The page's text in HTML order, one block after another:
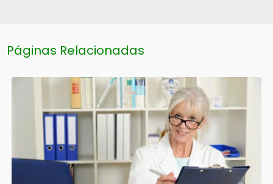
Páginas Relacionadas